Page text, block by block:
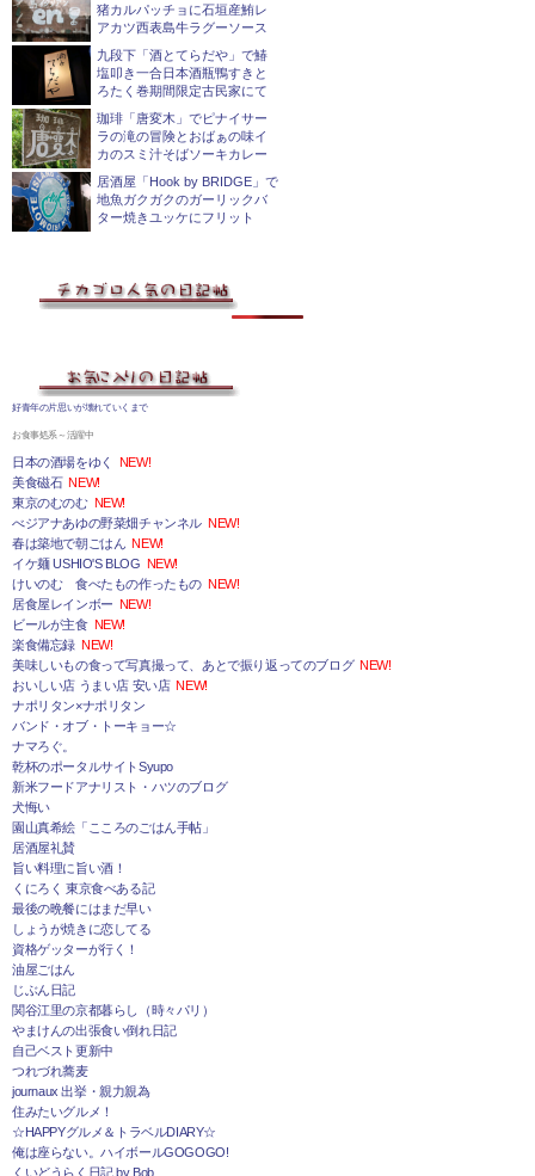
猪カルパッチョに石垣産鮪レ
アカツ西表島牛ラグーソース
九段下「酒とてらだや」で鰆
塩叩き一合日本酒瓶鴨すきと
ろたく巻期間限定古民家にて
珈琲「唐変木」でピナイサー
ラの滝の冒険とおばぁの味イ
カのスミ汁そばソーキカレー
居酒屋「Hook by BRIDGE」で
地魚ガクガクのガーリックバ
ター焼きユッケにフリット
好青年の片思いが壊れていくまで
お食事処系～活躍中
日本の酒場をゆく
NEW!
美食磁石 NEW!
東京のむのむ NEW!
べジアナあゆの野菜畑チャンネル NEW!
春は築地で朝ごはん NEW!
イケ麺 USHIO'S BLOG NEW!
けいのむ 食べたもの作ったもの NEW!
居食屋レインボー NEW!
ビールが主食 NEW!
楽食備忘録 NEW!
美味しいもの食って写真撮って、あとで振り返ってのブログ NEW!
おいしい店 うまい店 安い店 NEW!
ナポリタン×ナポリタン
バンド・オブ・トーキョー☆
ナマろぐ。
乾杯のポータルサイトSyupo
新米フードアナリスト・ハツのブログ
犬悔い
園山真希絵「こころのごはん手帖」
居酒屋礼賛
旨い料理に旨い酒！
くにろく 東京食べある記
最後の晩餐にはまだ早い
しょうが焼きに恋してる
資格ゲッターが行く！
油屋ごはん
じぶん日記
関谷江里の京都暮らし（時々パリ）
やまけんの出張食い倒れ日記
自己ベスト更新中
つれづれ蕎麦
journaux 出挙・親力親為
住みたいグルメ！
☆HAPPYグルメ＆トラベルDIARY☆
俺は座らない。ハイボールGOGOGO!
くいどうらく日記 by Bob